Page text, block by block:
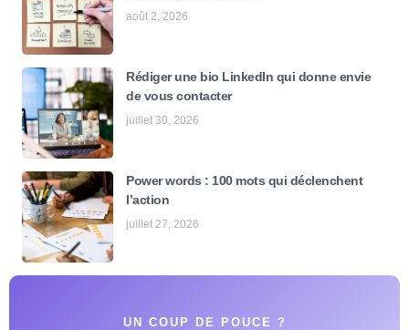
août 2, 2026
Rédiger une bio LinkedIn qui donne envie
de vous contacter
juillet 30, 2026
Power words : 100 mots qui déclenchent
l’action
juillet 27, 2026
UN COUP DE POUCE ?